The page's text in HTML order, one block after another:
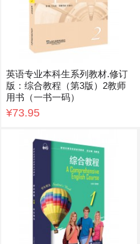
英语专业本科生系列教材.修订
版：综合教程（第3版）2教师
用书（一书一码）
¥73.95